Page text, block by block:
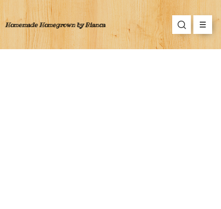
Homemade Homegrown by Bianca